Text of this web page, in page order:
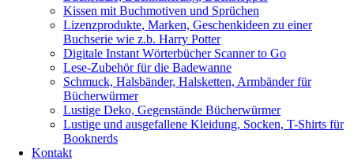
Kissen mit Buchmotiven und Sprüchen
Lizenzprodukte, Marken, Geschenkideen zu einer
Buchserie wie z.b. Harry Potter
Digitale Instant Wörterbücher Scanner to Go
Lese-Zubehör für die Badewanne
Schmuck, Halsbänder, Halsketten, Armbänder für
Bücherwürmer
Lustige Deko, Gegenstände Bücherwürmer
Lustige und ausgefallene Kleidung, Socken, T-Shirts für
Booknerds
Kontakt